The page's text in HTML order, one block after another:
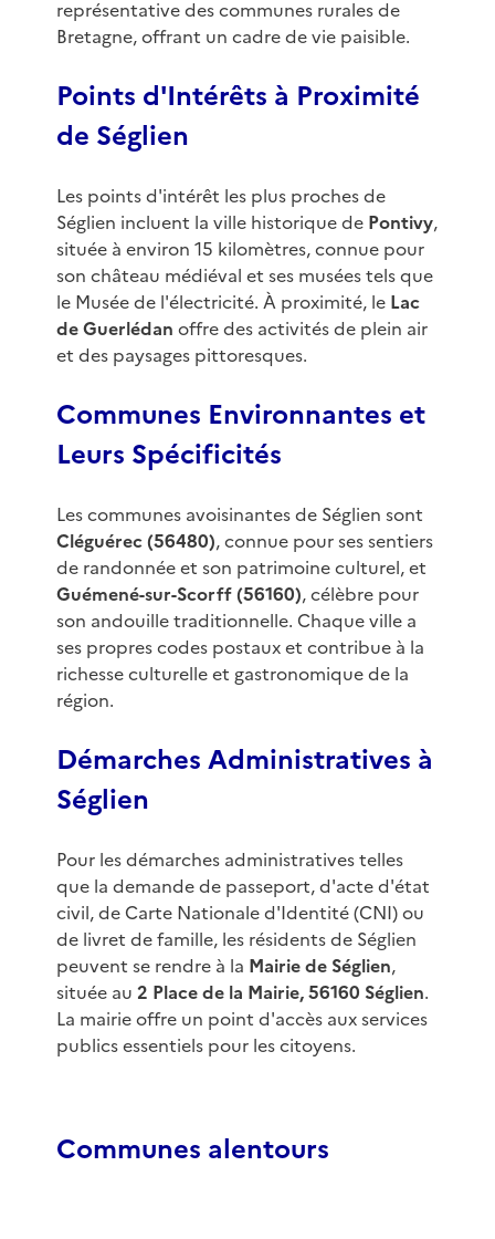
représentative des communes rurales de
Bretagne, offrant un cadre de vie paisible.
Points d'Intérêts à Proximité
de Séglien
Les points d'intérêt les plus proches de
Séglien incluent la ville historique de Pontivy,
située à environ 15 kilomètres, connue pour
son château médiéval et ses musées tels que
le Musée de l'électricité. À proximité, le Lac
de Guerlédan offre des activités de plein air
et des paysages pittoresques.
Communes Environnantes et
Leurs Spécificités
Les communes avoisinantes de Séglien sont
Cléguérec (56480), connue pour ses sentiers
de randonnée et son patrimoine culturel, et
Guémené-sur-Scorff (56160), célèbre pour
son andouille traditionnelle. Chaque ville a
ses propres codes postaux et contribue à la
richesse culturelle et gastronomique de la
région.
Démarches Administratives à
Séglien
Pour les démarches administratives telles
que la demande de passeport, d'acte d'état
civil, de Carte Nationale d'Identité (CNI) ou
de livret de famille, les résidents de Séglien
peuvent se rendre à la Mairie de Séglien,
située au 2 Place de la Mairie, 56160 Séglien.
La mairie offre un point d'accès aux services
publics essentiels pour les citoyens.
Communes alentours